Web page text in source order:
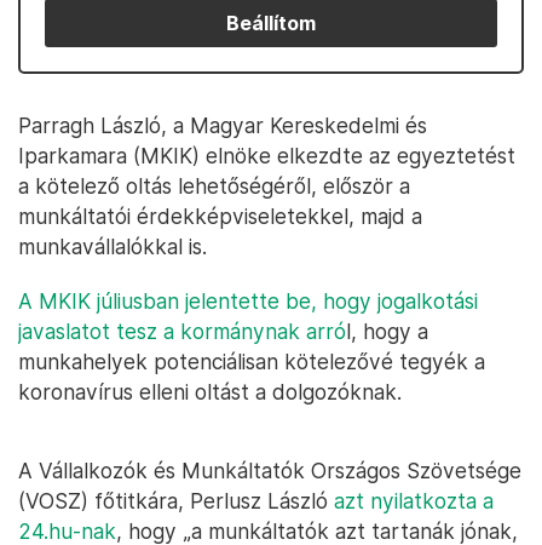
Beállítom
Parragh László, a Magyar Kereskedelmi és
Iparkamara (MKIK) elnöke elkezdte az egyeztetést
a kötelező oltás lehetőségéről, először a
munkáltatói érdekképviseletekkel, majd a
munkavállalókkal is.
A MKIK júliusban jelentette be, hogy jogalkotási
javaslatot tesz a kormánynak arról, hogy a
munkahelyek potenciálisan kötelezővé tegyék a
koronavírus elleni oltást a dolgozóknak.
A Vállalkozók és Munkáltatók Országos Szövetsége
(VOSZ) főtitkára, Perlusz László azt nyilatkozta a
24.hu-nak, hogy „a munkáltatók azt tartanák jónak,